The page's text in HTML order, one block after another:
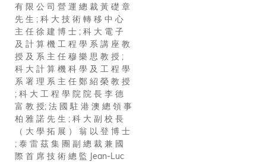
有 限 公 司 營 運 總 裁 黃 礎 章
先 生 ; 科 大 技 術 轉 移 中 心
主 任 徐 建 博 士 ; 科 大 電 子
及 計 算 機 工 程 學 系 講 座 教
授 及 系 主 任 穆 樂 思 教 授 ;
科 大 計 算 機 科 學 及 工 程 學
系 署 理 系 主 任 鄭 紹 榮 教 授
; 科 大 工 程 學 院 院 長 李 德
富 教 授; 法 國 駐 港 澳 總 領 事
柏 雅 諾 先 生 ; 科 大 副 校 長
（ 大 學 拓 展 ） 翁 以 登 博 士
; 泰 雷 茲 集 團 副 總 裁 兼 國
際 首 席 技 術 總 監 Jean-Luc